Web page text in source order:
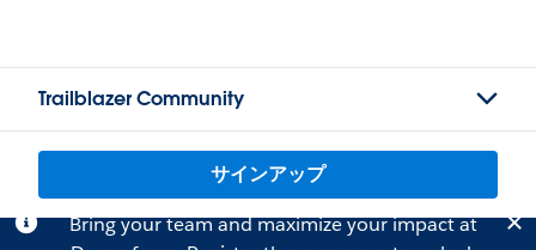
Trailblazer Community
サインアップ
Bring your team and maximize your impact at